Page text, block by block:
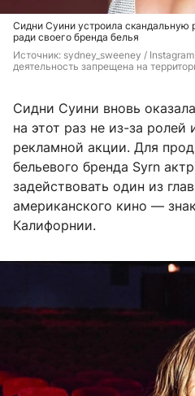
Сидни Суини устроила скандальную
ради своего бренда белья
Источник: sydney_sweeney /
деятельность запрещена на
Сидни Суини вновь
на этот раз не из-за ролей
рекламной акции. Для
бельевого бренда Syrn
задействовать один из
американского кино —
Калифорнии.